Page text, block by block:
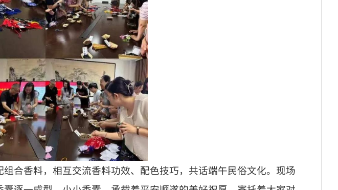
合香料，相互交流香料功效、配色技巧，共话端午民俗文化。现场